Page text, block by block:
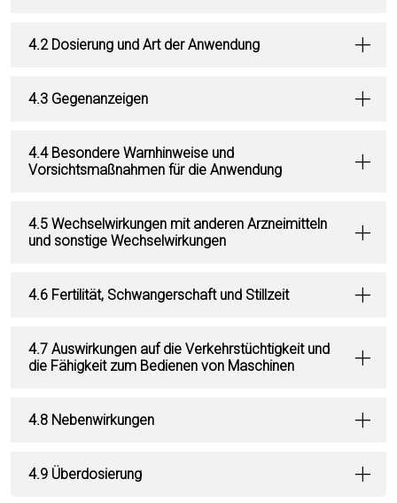
4.2 Dosierung und Art der Anwendung
4.3 Gegenanzeigen
4.4 Besondere Warnhinweise und
Vorsichtsmaßnahmen für die Anwendung
4.5 Wechselwirkungen mit anderen Arzneimitteln
und sonstige Wechselwirkungen
4.6 Fertilität, Schwangerschaft und Stillzeit
4.7 Auswirkungen auf die Verkehrstüchtigkeit und
die Fähigkeit zum Bedienen von Maschinen
4.8 Nebenwirkungen
4.9 Überdosierung